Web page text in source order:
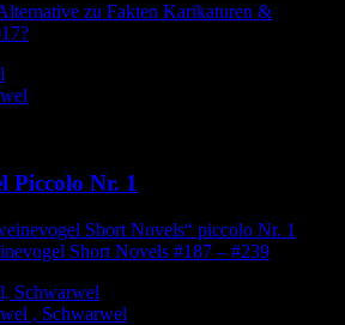
zu Fakten Karikaturen &
Piccolo Nr. 1
Short Novels“ piccolo Nr. 1
Short Novels #187 – #239
Schwarwel
, Schwarwel